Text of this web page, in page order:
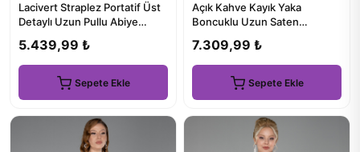
Lacivert Straplez Portatif Üst
Detaylı Uzun Pullu Abiye
5.439,99 ₺
Sepete Ekle
Açık Kahve Kayık Yaka
Boncuklu Uzun Saten
7.309,99 ₺
Sepete Ekle